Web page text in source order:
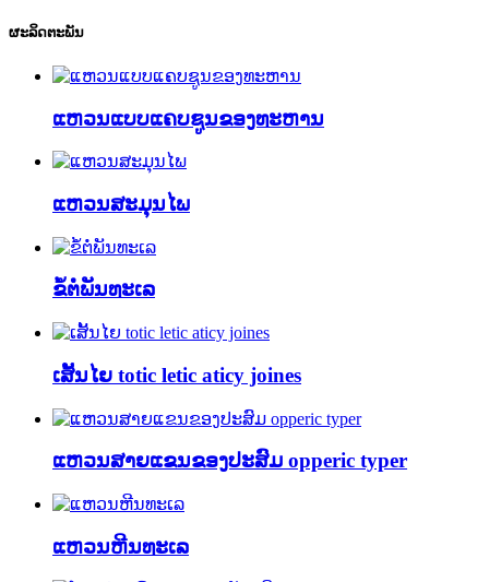
ຜະລິດຕະພັນ
ແຫວນແບບແຄບຊູນຂອງທະຫານ
ແຫວນສະມຸນໄພ
ຂໍ້ຕໍ່ພັນທະເລ
ເສັ້ນໄຍ totic letic aticy joines
ແຫວນສາຍແຂນຂອງປະສົມ opperic typer
ແຫວນຫີນທະເລ